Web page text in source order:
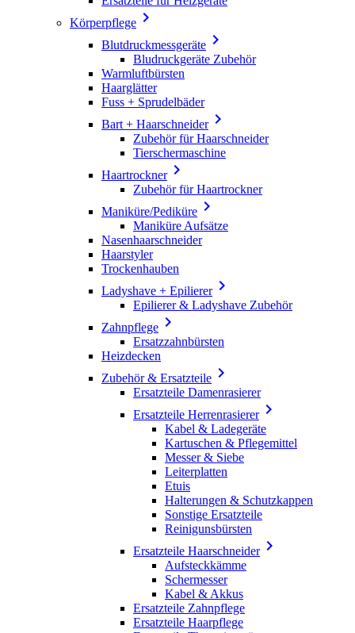
Körperpflege 
Blutdruckmessgeräte 
Bludruckgeräte Zubehör
Warmluftbürsten
Haarglätter
Fuss + Sprudelbäder
Bart + Haarschneider
Zubehör für Haarschneider
Tierschermaschine
Haartrockner
Zubehör für Haartrockner
Maniküre/Pediküre 
Maniküre Aufsätze
Nasenhaarschneider
Haarstyler
Trockenhauben
Ladyshave + Epilierer
Epilierer & Ladyshave Zubehör
Zahnpflege 
Ersatzzahnbürsten
Heizdecken
Zubehör & Ersatzteile 
Ersatzteile Damenrasierer
Ersatzteile Herrenrasierer
Kabel & Ladegeräte
Kartuschen & Pflegemittel
Messer & Siebe
Leiterplatten
Etuis
Halterungen & Schutzkappen
Sonstige Ersatzteile
Reinigunsbürsten
Ersatzteile Haarschneider
Aufsteckkämme
Schermesser
Kabel & Akkus
Ersatzteile Zahnpflege
Ersatzteile Haarpflege